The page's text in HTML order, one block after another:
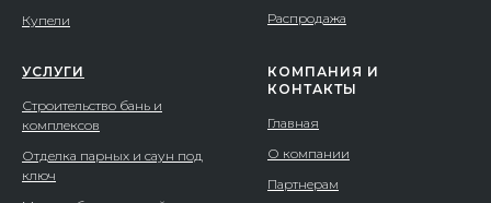
Купели
Распродажа
УСЛУГИ
Строительство бань и
комплексов
Отделка парных и саун под
ключ
КОМПАНИЯ И
КОНТАКТЫ
Главная
О компании
Партнерам